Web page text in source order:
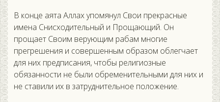
В конце аята Аллах упомянул Свои прекрасные
имена Снисходительный и Прощающий. Он
прощает Своим верующим рабам многие
прегрешения и совершенным образом облегчает
для них предписания, чтобы религиозные
обязанности не были обременительными для них и
не ставили их в затруднительное положение.